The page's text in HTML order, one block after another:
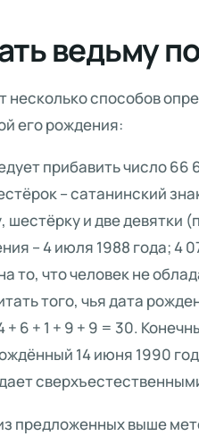
ведьму
способов
его рождения:
прибавить число
– сатанинский
и две девятки
– 4 июля 1988 года; 4
то, что человек не
того, чья дата
+ 6 + 1 + 9 + 9 = 30.
14 июня 1990
предложенных выше